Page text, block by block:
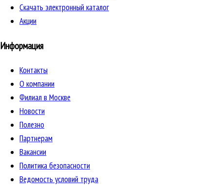
Скачать электронный каталог
Акции
Информация
Контакты
О компании
Филиал в Москве
Новости
Полезно
Партнерам
Вакансии
Политика безопасности
Ведомость условий труда